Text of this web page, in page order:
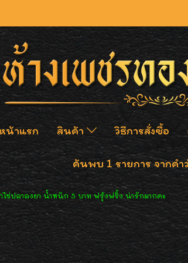
น้าแรก สินค้า วิธีการสั่งซื้อ
ค้นพบ 1 รายการ จากค
ไข่ปลาลงยา น้ำหนัก 5 บาท ฟรุ้งฟริ้ง น่ารักมากคะ